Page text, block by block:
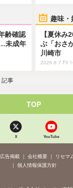
齢確認
未成年
趣味・
【夏休み
ぶ「おさ
川崎市
2026.8.7 Fri
記事
TOP
X YouTube
広告掲載 会社概要
リセマ
個人情報保護方針